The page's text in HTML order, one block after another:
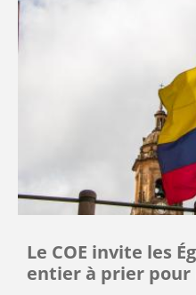
Le COE invite les
entier à prier pour